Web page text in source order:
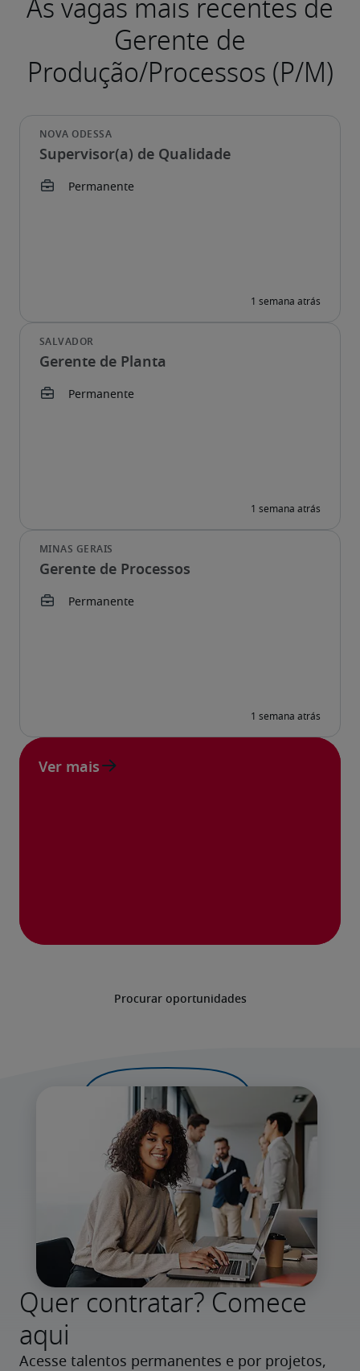
Procurar oportunidades
Supervisor(a) de Qualidade
Gerente de Planta
Gerente de Processos
Ver mais
Quer contratar? Comece
aqui
Acesse talentos permanentes e por projetos,